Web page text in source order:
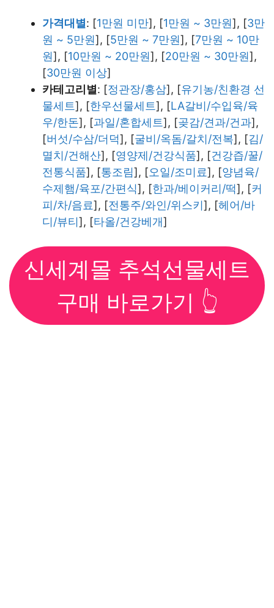
가격대별 : [1만원 미만], [1만원 ~ 3만원], [3만
원 ~ 5만원], [5만원 ~ 7만원], [7만원 ~ 10만
원], [10만원 ~ 20만원], [20만원 ~ 30만원],
[30만원 이상]
카테고리별 : [정관장/홍삼], [유기농/친환경 선
물세트], [한우선물세트], [LA갈비/수입육/육
우/한돈], [과일/혼합세트], [곶감/견과/건과],
[버섯/수삼/더덕], [굴비/옥돔/갈치/전복], [김/
멸치/건해산], [영양제/건강식품], [건강즙/꿀/
전통식품], [통조림], [오일/조미료], [양념육/
수제햄/육포/간편식], [한과/베이커리/떡], [커
피/차/음료], [전통주/와인/위스키], [헤어/바
디/뷰티], [타올/건강베개]
신세계몰 추석선물세트
구매 바로가기 👆